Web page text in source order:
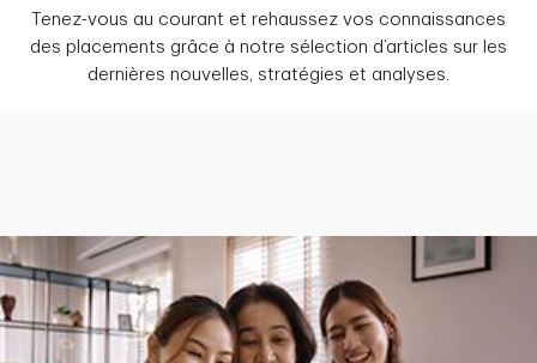
Tenez-vous au courant et rehaussez vos connaissances
des placements grâce à notre sélection d’articles sur les
dernières nouvelles, stratégies et analyses.